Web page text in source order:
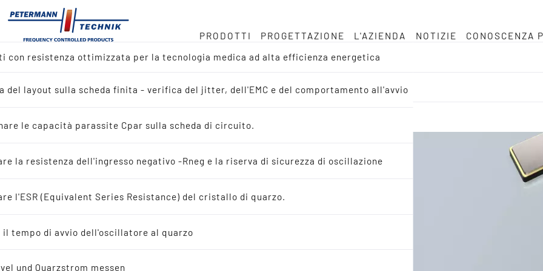
PRODOTTI PROGETTAZIONE
in MHz
L'AZIENDA NOTIZIE
CONOSCENZA
con resistenza ottimizzata per la tecnologia medica ad alta efficienza energetica
del layout sulla scheda finita - verifica del jitter, dell'EMC e del comportamento all'avvio
le capacità parassite Cpar sulla scheda di circuito.
la resistenza dell'ingresso negativo -Rneg e la riserva di sicurezza di oscillazione
l'ESR (Equivalent Series Resistance) del cristallo di quarzo.
il tempo di avvio dell'oscillatore al quarzo
und Quarzstrom messen